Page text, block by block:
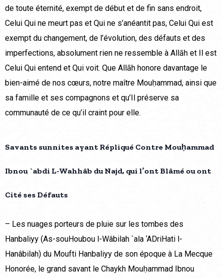
de toute éternité, exempt de début et de fin sans endroit,
Celui Qui ne meurt pas et Qui ne s’anéantit pas, Celui Qui est
exempt du changement, de l’évolution, des défauts et des
imperfections, absolument rien ne ressemble à Allāh et Il est
Celui Qui entend et Qui voit. Que Allāh honore davantage le
bien-aimé de nos cœurs, notre maître Mouḥammad, ainsi que
sa famille et ses compagnons et qu’Il préserve sa
communauté de ce qu’il craint pour elle.
Savants sunnites ayant Répliqué Contre Mouḥammad
Ibnou `abdi L-Wahhâb du Najd, qui l’ont Blâmé ou ont
Cité ses Défauts
– Les nuages porteurs de pluie sur les tombes des
Hanbaliyy (As-souHoubou l-Wâbilah `ala ‘ADriHati l-
Hanâbilah) du Moufti Hanbaliyy de son époque à La Mecque
Honorée, le grand savant le Chaykh Mouḥammad Ibnou